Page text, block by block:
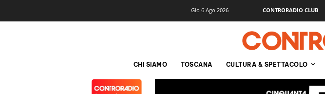
Gio 6 Ago 2026 CONTRORADIO CLUB
CHI SIAMO TOSCANA CULTURA & SPETTACOLO